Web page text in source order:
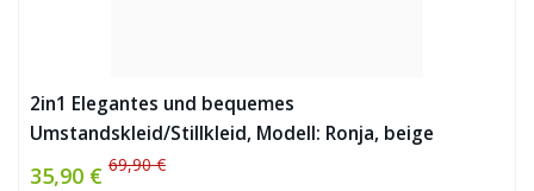
2in1 Elegantes und bequemes
Umstandskleid/Stillkleid, Modell: Ronja, beige
35,90 € 69,90 €